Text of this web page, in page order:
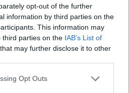
opt-out of the further
information by third parties on the
This information may
third parties on the IAB’s List of
that may further disclose it to other
Opt Outs
στη διεθνή συνάντηση
Δημήτρης Τέλλιος